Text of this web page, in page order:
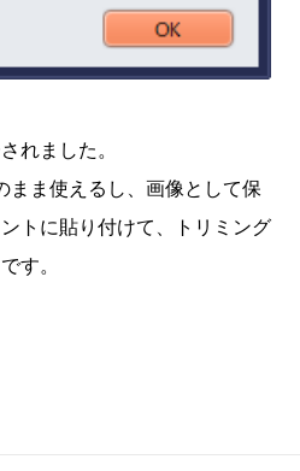
れました。
まま使えるし、画像として保
トに貼り付けて、トリミング
す。